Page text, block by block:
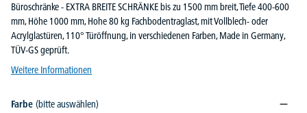
Büroschränke - EXTRA BREITE SCHRÄNKE bis zu 1500 mm breit, Tiefe 400-600
mm, Höhe 1000 mm, Hohe 80 kg Fachbodentraglast, mit Vollblech- oder
Acrylglastüren, 110° Türöffnung, in verschiedenen Farben, Made in Germany,
TÜV-GS geprüft.
Weitere Informationen
Farbe (bitte auswählen)